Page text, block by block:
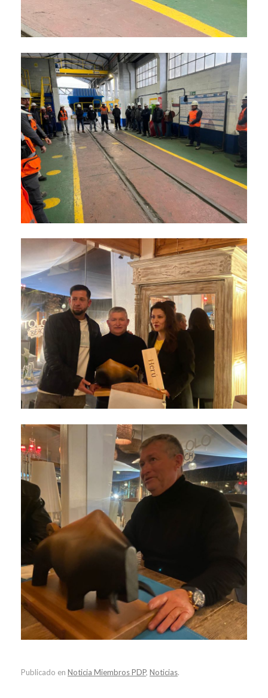
Publicado en Noticia Miembros PDP, Noticias.